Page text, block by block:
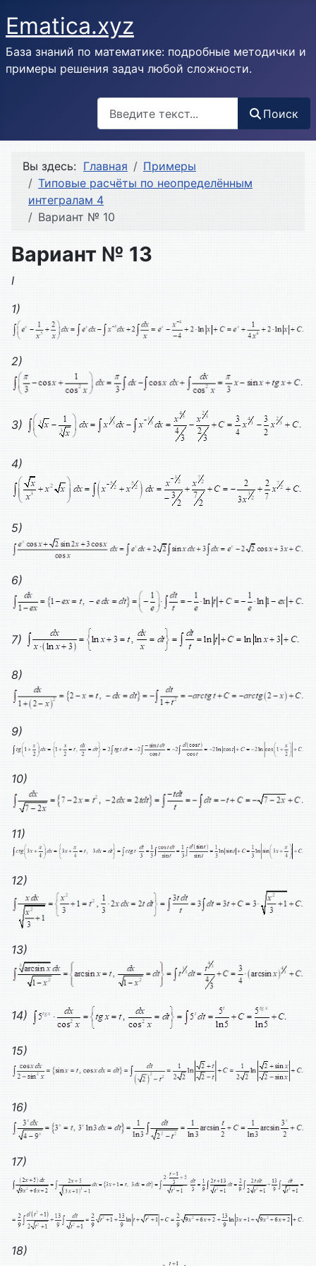
Ematica.xyz
База знаний по математике: подробные методички и
примеры решения задач любой сложности.
Поиск
Вы здесь: Главная
Примеры
Типовые расчёты по неопределённым
интегралам 4
Вариант № 10
Вариант № 13
I
1)
2)
3)
4)
5)
6)
7)
8)
9)
10)
11)
12)
13)
14)
15)
16)
17)
18)